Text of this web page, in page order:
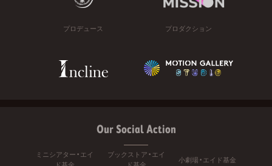
プロデュース プロダクション
Our Social Action
ミニシアター・エイ
ブックストア・エイ
小劇場・エイド基金